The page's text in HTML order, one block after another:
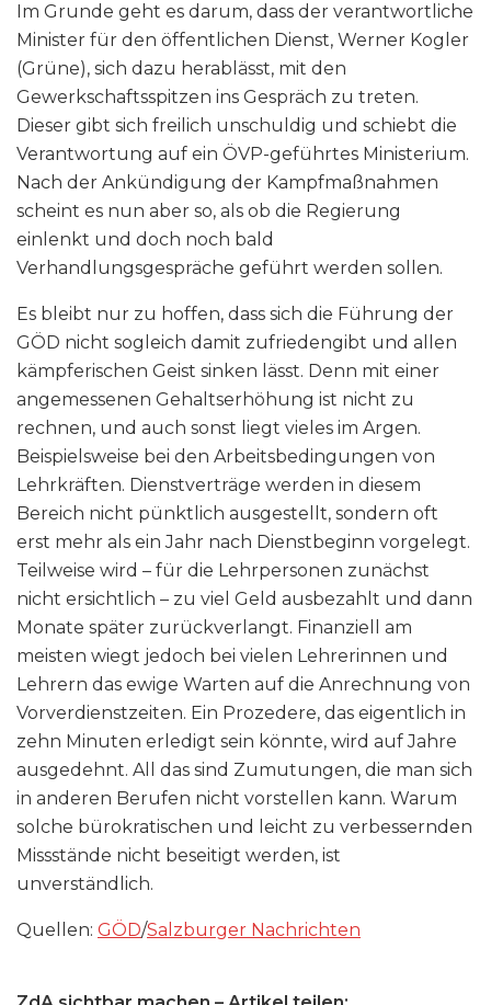
Im Grunde geht es darum, dass der verantwortliche
Minister für den öffentlichen Dienst, Werner Kogler
(Grüne), sich dazu herablässt, mit den
Gewerkschaftsspitzen ins Gespräch zu treten.
Dieser gibt sich freilich unschuldig und schiebt die
Verantwortung auf ein ÖVP-geführtes Ministerium.
Nach der Ankündigung der Kampfmaßnahmen
scheint es nun aber so, als ob die Regierung
einlenkt und doch noch bald
Verhandlungsgespräche geführt werden sollen.
Es bleibt nur zu hoffen, dass sich die Führung der
GÖD nicht sogleich damit zufriedengibt und allen
kämpferischen Geist sinken lässt. Denn mit einer
angemessenen Gehaltserhöhung ist nicht zu
rechnen, und auch sonst liegt vieles im Argen.
Beispielsweise bei den Arbeitsbedingungen von
Lehrkräften. Dienstverträge werden in diesem
Bereich nicht pünktlich ausgestellt, sondern oft
erst mehr als ein Jahr nach Dienstbeginn vorgelegt.
Teilweise wird – für die Lehrpersonen zunächst
nicht ersichtlich – zu viel Geld ausbezahlt und dann
Monate später zurückverlangt. Finanziell am
meisten wiegt jedoch bei vielen Lehrerinnen und
Lehrern das ewige Warten auf die Anrechnung von
Vorverdienstzeiten. Ein Prozedere, das eigentlich in
zehn Minuten erledigt sein könnte, wird auf Jahre
ausgedehnt. All das sind Zumutungen, die man sich
in anderen Berufen nicht vorstellen kann. Warum
solche bürokratischen und leicht zu verbessernden
Missstände nicht beseitigt werden, ist
unverständlich.
Quellen: GÖD/Salzburger Nachrichten